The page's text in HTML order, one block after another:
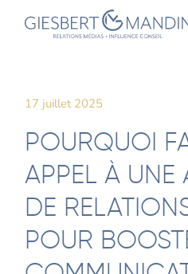
17 juillet 2025
POURQUOI
APPEL À UNE
DE
POUR